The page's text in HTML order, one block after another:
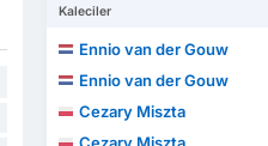
Kaleciler
Ennio van der Gouw
Ennio van der Gouw
Cezary Miszta